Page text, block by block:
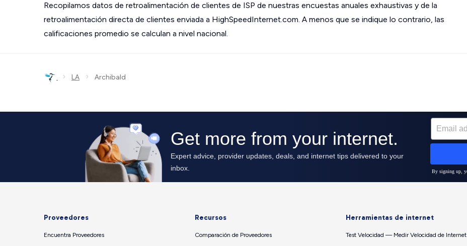
Recopilamos datos de retroalimentación de clientes de ISP de nuestras encuestas anuales exhaustivas y de la
retroalimentación directa de clientes enviada a HighSpeedInternet.com. A menos que se indique lo contrario, las
calificaciones promedio se calculan a nivel nacional.
› LA › Archibald
Proveedores
Encuentra Proveedores
Recursos
Comparación de Proveedores
Herramientas de internet
Test Velocidad — Medir Velocidad de Internet